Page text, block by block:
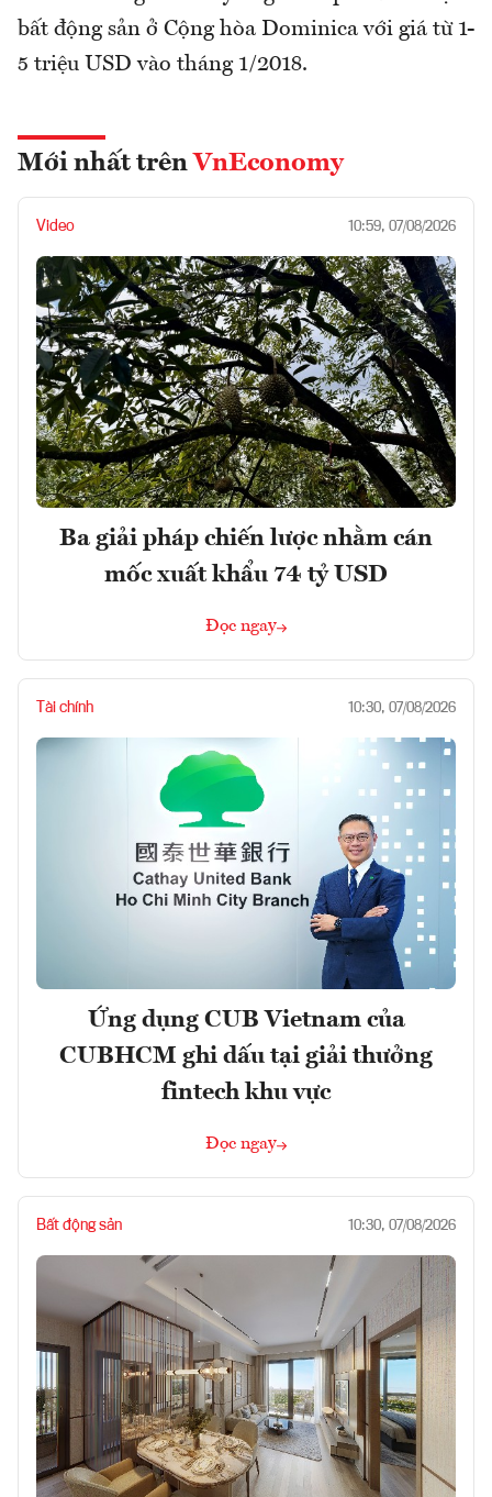
bất động sản ở Cộng hòa Dominica với giá từ 1-
5 triệu USD vào tháng 1/2018.
Mới nhất trên VnEconomy
Video 10:59, 07/08/2026
Ba giải pháp chiến lược nhằm cán
mốc xuất khẩu 74 tỷ USD
Đọc ngay
Tài chính 10:30, 07/08/2026
Ứng dụng CUB Vietnam của
CUBHCM ghi dấu tại giải thưởng
fintech khu vực
Đọc ngay
Bất động sản 10:30, 07/08/2026